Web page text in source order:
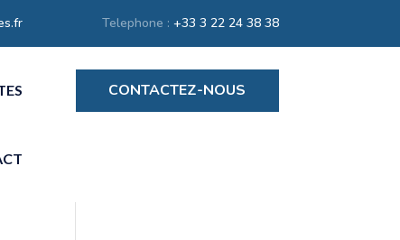
Telephone : +33 3 22 24 38 38
CONTACTEZ-NOUS